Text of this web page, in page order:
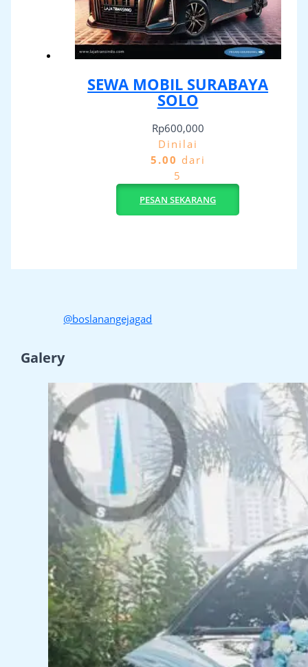
SEWA MOBIL SURABAYA
SOLO
Rp600,000
Dinilai
5.00 dari
5
PESAN SEKARANG
@boslanangejagad
Galery